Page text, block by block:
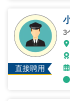
直接聘用
3